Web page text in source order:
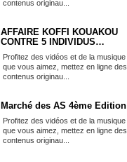
contenus originau...
AFFAIRE KOFFI KOUAKOU
CONTRE 5 INDIVIDUS
AGRESSEUR...
Profitez des vidéos et de la musique
que vous aimez, mettez en ligne des
contenus originau...
Marché des AS 4ème Edition
Profitez des vidéos et de la musique
que vous aimez, mettez en ligne des
contenus originau...